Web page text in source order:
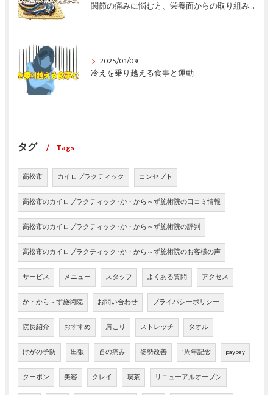
関節の痛みに悩む方、栄養面からの取り組みも重要ですよ！
2025/01/09
冷えを乗り越える食事と運動
タグ Tags
高松市 カイロプラクティック コンセプト
高松市のカイロプラクティック･か・から～ず施術院の口コミ情報
高松市のカイロプラクティック･か・から～ず施術院の評判
高松市のカイロプラクティック･か・から～ず施術院のお客様の声
サービス メニュー スタッフ よくある質問 アクセス
か・から～ず施術院 お問い合わせ プライバシーポリシー
院長紹介 おすすめ 肩こり ストレッチ タオル
けがの予防 出張 首の痛み 姿勢改善 1周年記念 paypay
クーポン 美容 クレイ 喫茶 リニューアルオープン